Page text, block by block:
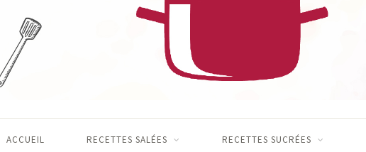
ACCUEIL RECETTES SALÉES RECETTES SUCRÉES